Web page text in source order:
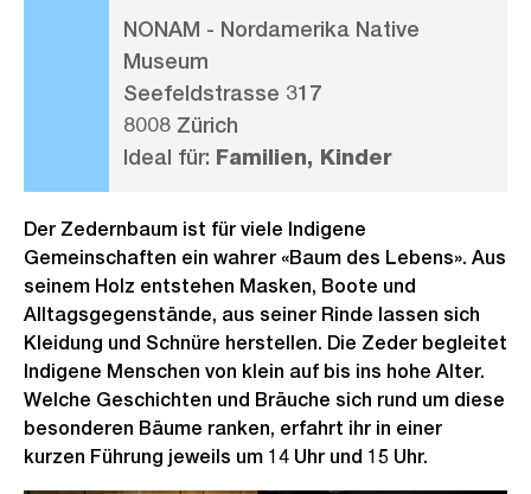
NONAM - Nordamerika Native
Museum
Seefeldstrasse 317
8008 Zürich
Ideal für: Familien, Kinder
Der Zedernbaum ist für viele Indigene
Gemeinschaften ein wahrer «Baum des Lebens». Aus
seinem Holz entstehen Masken, Boote und
Alltagsgegenstände, aus seiner Rinde lassen sich
Kleidung und Schnüre herstellen. Die Zeder begleitet
Indigene Menschen von klein auf bis ins hohe Alter.
Welche Geschichten und Bräuche sich rund um diese
besonderen Bäume ranken, erfahrt ihr in einer
kurzen Führung jeweils um 14 Uhr und 15 Uhr.